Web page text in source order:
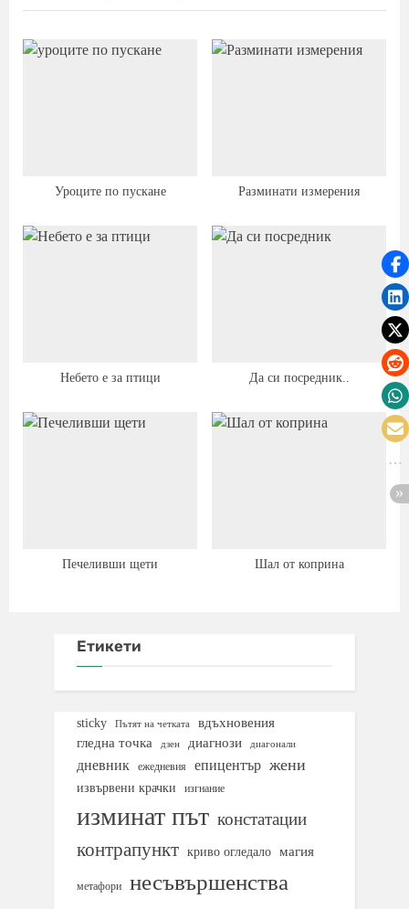
:
Уроците по пускане Разминати измерения
Небето е за птици Да си посредник..
Печеливши щети Шал от коприна
Етикети
sticky Пътят на четката
вдъхновения
гледна точка
дзен диагнози диагонали
дневник ежедневия епицентър жени
извървени крачки изгнание
изминат път констатации
контрапункт криво огледало магия
метафори несъвършенства